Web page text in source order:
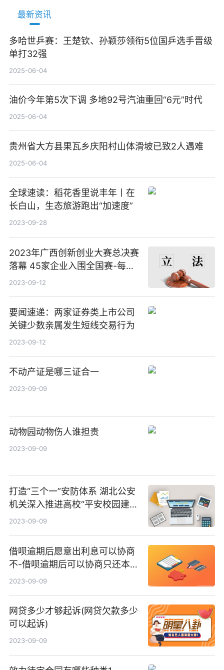
最新资讯
多哈世乒赛：王楚钦、孙颖莎领衔5位国乒选手晋级
单打32强
2025-06-04
油价今年第5次下调 多地92号汽油重回“6元”时代
2025-06-04
贵州省大方县果瓦乡庆阳村山体滑坡已致2人遇难
2025-06-04
全球速读：稻花香里说丰年丨在
长白山，生态旅游跑出“加速度”
2023-09-28
2023年广西创新创业大赛总决赛
落幕 45家企业入围全国赛-每日
速看
2023-09-12
要闻速递：两家证券类上市公司
关键少数亲属发生短线交易行为
2023-09-12
不动产证是哪三证合一
2023-09-09
动物园动物伤人谁担责
2023-09-09
打造“三个一”安防体系 湖北公安
机关深入推进高校“平安校园建
设”
2023-09-09
借呗逾期后愿意出利息可以协商
不-借呗逾期后可以协商只还本金
吗
2023-09-09
网贷多少才够起诉(网贷欠款多少
可以起诉)
2023-09-09